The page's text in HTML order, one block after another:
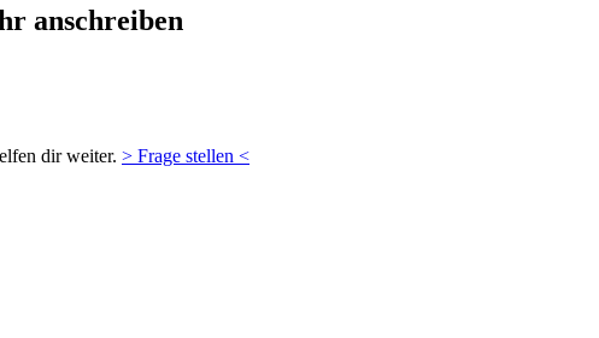
anschreiben
dir weiter. > Frage stellen <